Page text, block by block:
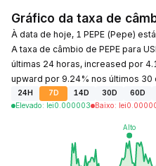
Gráfico da taxa de
À data de hoje, 1 PEPE (Pepe)
A taxa de câmbio de PEPE para
últimas 24 horas, increased por
upward por 9.24% nos últimos 30
24H 7D 14D 30D 60D
Elevado: lei0.000003 Baixo: lei